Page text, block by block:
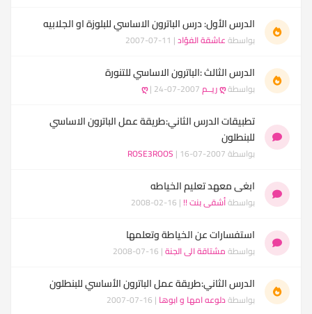
الدرس الأول: درس الباترون الاساسي للبلوزة او الجلابيه
بواسطةعاشقة الفؤاد| 11-07-2007
الدرس الثالث :الباترون الاساسي للتنورة
بواسطةღ ريــم ღ | 24-07-2007
تطبيقات الدرس الثاني:طريقة عمل الباترون الاساسي
للبنطلون
بواسطة ROSE3ROOS | 16-07-2007
ابغى معهد تعليم الخياطه
بواسطةأشقى بنت !! | 16-02-2008
استفسارات عن الخياطة وتعلمها
بواسطةمشتاقة الى الجنة| 16-07-2008
الدرس الثاني:طريقة عمل الباترون الأساسي للبنطلون
بواسطةدلوعه امها و ابوها | 16-07-2007